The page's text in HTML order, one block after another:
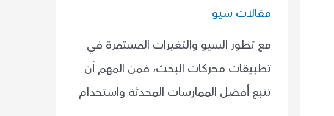
مقالات سيو
مع تطور السيو والتغيرات المستمرة في
تطبيقات محركات البحث، فمن المهم أن
تتبع أفضل الممارسات المحدثة واستخدام